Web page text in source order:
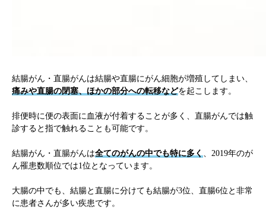
結腸がん・直腸がんは結腸や直腸にがん細胞が増殖してしまい、
痛みや直腸の閉塞、ほかの部分への転移などを起こします。
排便時に便の表面に血液が付着することが多く、直腸がんでは触
診すると指で触れることも可能です。
結腸がん・直腸がんは全てのがんの中でも特に多く、2019年のが
ん罹患数順位では1位となっています。
大腸の中でも、結腸と直腸に分けても結腸が3位、直腸6位と非常
に患者さんが多い疾患です。